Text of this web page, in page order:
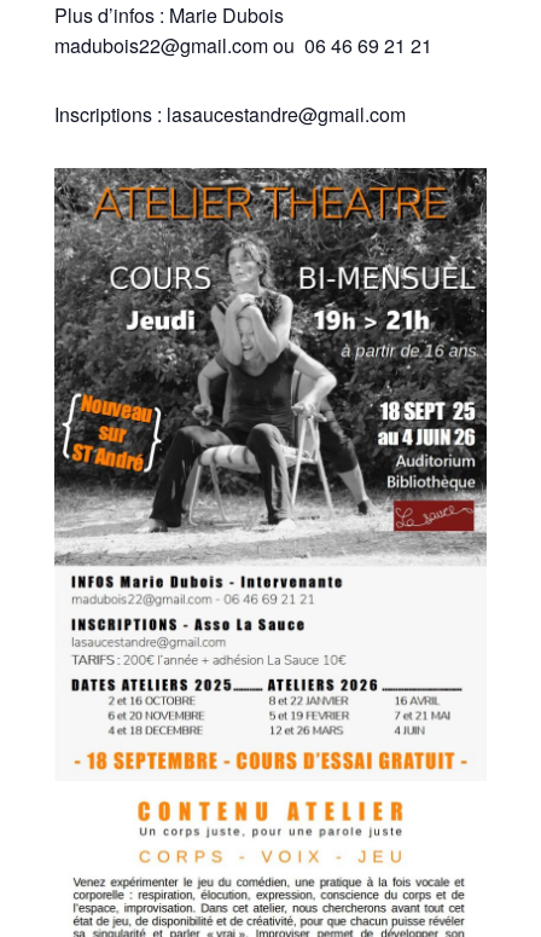
Plus d’infos : Marie Dubois
madubois22@gmail.com ou 06 46 69 21 21
Inscriptions : lasaucestandre@gmail.com